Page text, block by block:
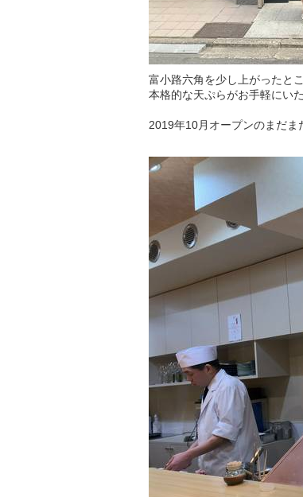
富小路六角を少し上がったと
本格的な天ぷらがお手軽にい
2019年10月オープンのまだま